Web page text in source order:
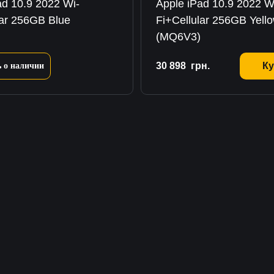
10.9 2022 Wi-
256GB Blue
о наличии
Apple iPad 10.9 2022
Fi+Cellular 256GB
(MQ6V3)
30 898 грн.